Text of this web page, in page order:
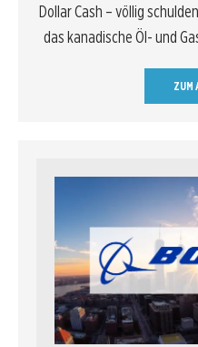
Dollar Cash – völlig
das kanadische Öl- und
ZUM